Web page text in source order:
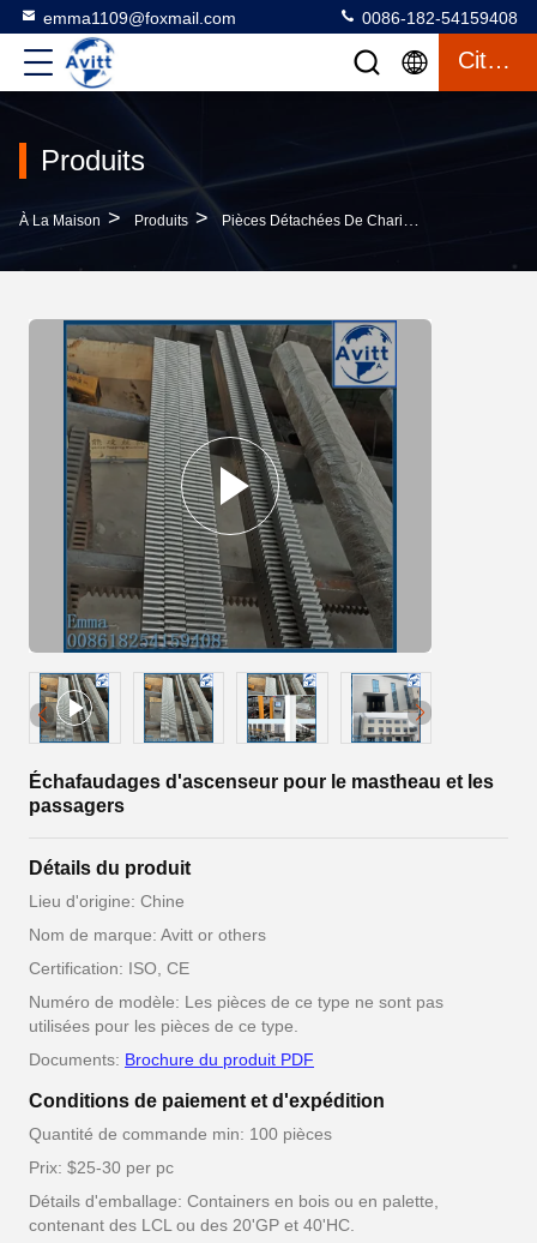
emma1109@foxmail.com 0086-182-54159408
Citation
Produits
À La Maison > Produits > Pièces Détachées De Chariots Élévateurs
Échafaudages d'ascenseur pour le mastheau et les
passagers
Détails du produit
Lieu d'origine: Chine
Nom de marque: Avitt or others
Certification: ISO, CE
Numéro de modèle: Les pièces de ce type ne sont pas
utilisées pour les pièces de ce type.
Documents: Brochure du produit PDF
Conditions de paiement et d'expédition
Quantité de commande min: 100 pièces
Prix: $25-30 per pc
Détails d'emballage: Containers en bois ou en palette,
contenant des LCL ou des 20'GP et 40'HC.